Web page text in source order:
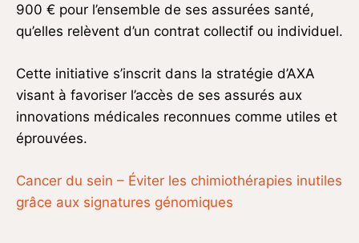
900 € pour l’ensemble de ses assurées santé,
qu’elles relèvent d’un contrat collectif ou individuel.
Cette initiative s’inscrit dans la stratégie d’AXA
visant à favoriser l’accès de ses assurés aux
innovations médicales reconnues comme utiles et
éprouvées.
Cancer du sein – Éviter les chimiothérapies inutiles
grâce aux signatures génomiques